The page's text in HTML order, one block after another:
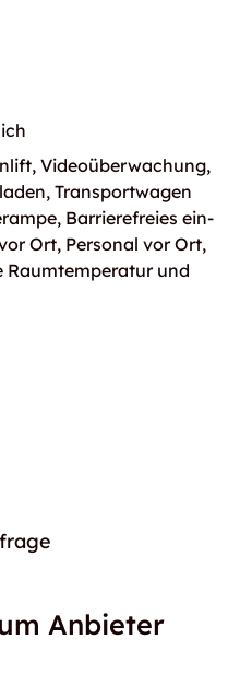
Videoüberwachung,
Transportwagen
Barrierefreies ein-
Ort, Personal vor Ort,
Raumtemperatur und
Anbieter